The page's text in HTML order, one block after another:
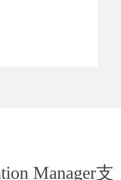
Manager支